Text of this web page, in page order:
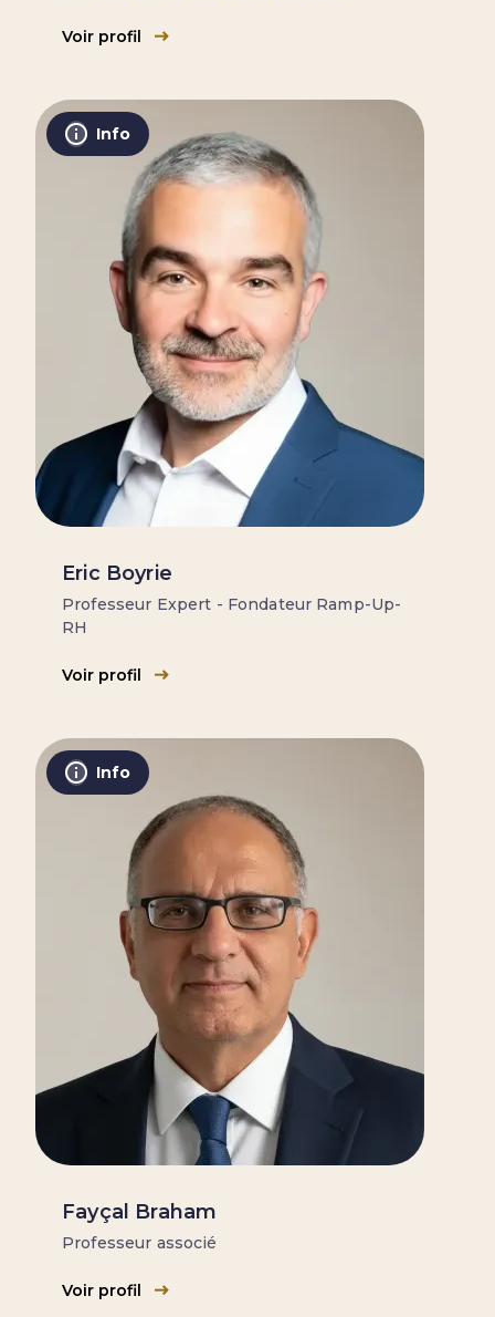
Voir profil
Info
Eric Boyrie
Professeur Expert - Fondateur Ramp-Up-
RH
Voir profil
Info
Fayçal Braham
Professeur associé
Voir profil